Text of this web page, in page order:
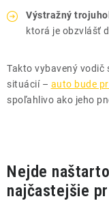
Výstražný
ktorá je obzvlášť
Takto vybavený vodič
situácií – auto bude
spoľahlivo ako jeho
Nejde
najčastejšie